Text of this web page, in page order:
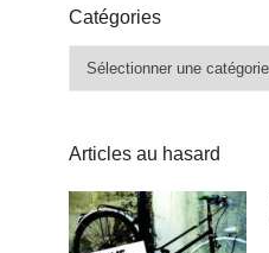
Catégories
Articles au hasard